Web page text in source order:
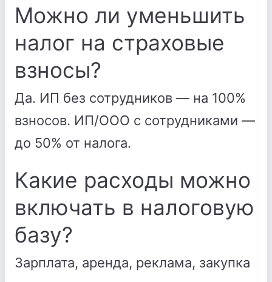
Можно ли уменьшить
налог на страховые
взносы?
Да. ИП без сотрудников — на 100%
взносов. ИП/ООО с сотрудниками —
до 50% от налога.
Какие расходы можно
включать в налоговую
базу?
Зарплата, аренда, реклама, закупка